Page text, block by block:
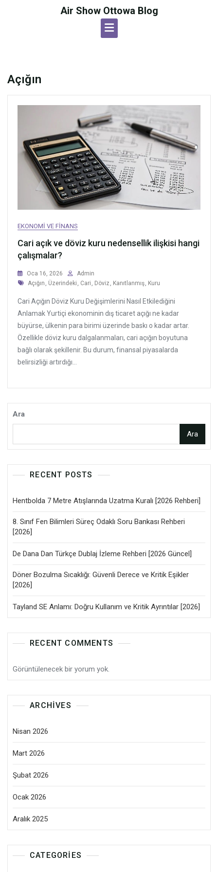
Air Show Ottowa Blog
Açığın
EKONOMI VE FINANS
Cari açık ve döviz kuru nedensellik ilişkisi hangi
çalışmalar?
Oca 16, 2026
Admin
Tags
Açığın , Üzerindeki , Cari , Döviz , Kanıtlanmış, Kuru
Cari Açığın Döviz Kuru Değişimlerini Nasıl Etkilediğini
Anlamak Yurtiçi ekonominin dış ticaret açığı ne kadar
büyürse, ülkenin para birimi üzerinde baskı o kadar artar.
Özellikle döviz kuru dalgalanmaları, cari açığın boyutuna
bağlı olarak şekillenir. Bu durum, finansal piyasalarda
belirsizliği artırdığı...
Ara
Ara
RECENT POSTS
Hentbolda 7 Metre Atışlarında Uzatma Kuralı [2026 Rehberi]
8. Sınıf Fen Bilimleri Süreç Odaklı Soru Bankası Rehberi
[2026]
De Dana Dan Türkçe Dublaj İzleme Rehberi [2026 Güncel]
Döner Bozulma Sıcaklığı: Güvenli Derece ve Kritik Eşikler
[2026]
Tayland SE Anlamı: Doğru Kullanım ve Kritik Ayrıntılar [2026]
RECENT COMMENTS
Görüntülenecek bir yorum yok.
ARCHIVES
Nisan 2026
Mart 2026
Şubat 2026
Ocak 2026
Aralık 2025
CATEGORIES